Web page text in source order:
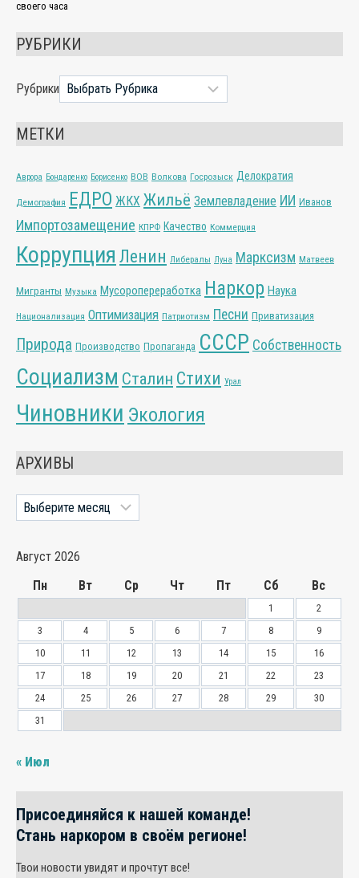
своего часа
РУБРИКИ
Рубрики
МЕТКИ
Аврора Бондаренко Борисенко ВОВ Волкова Госрозыск Делократия
Демография ЕДРО ЖКХ Жильё Землевладение ИИ Иванов
Импортозамещение КПРФ Качество Коммерция
Коррупция Ленин Либералы Луна Марксизм Матвеев
Мигранты Музыка Мусоропереработка Наркор Наука
Национализация Оптимизация Патриотизм Песни Приватизация
Природа Производство Пропаганда СССР Собственность
Социализм Сталин Стихи Урал
Чиновники Экология
АРХИВЫ
Архивы
Август 2026
Пн
Вт Ср Чт Пт Сб Вс
1
2
3
4 5 6 7 8
9
10
11 12 13 14 15
16
17
18 19 20 21 22
23
24
25 26 27 28 29
30
31
« Июл
Присоединяйся к нашей команде!
Стань наркором в своём регионе!
Твои новости увидят и прочтут все!